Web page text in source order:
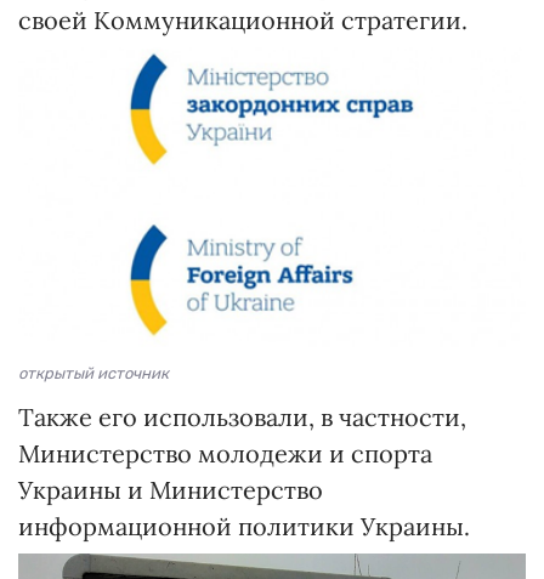
своей Коммуникационной стратегии.
открытый источник
Также его использовали, в частности,
Министерство молодежи и спорта
Украины и Министерство
информационной политики Украины.